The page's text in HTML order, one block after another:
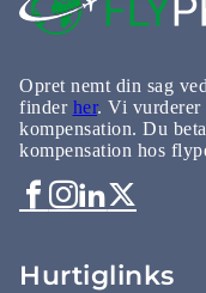
Opret nemt din sag
finder her. Vi vurderer
kompensation. Du
kompensation hos
Hurtiglinks